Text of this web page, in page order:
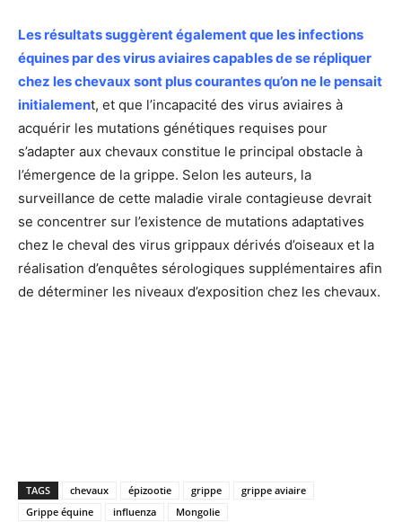
Les résultats suggèrent également que les infections
équines par des virus aviaires capables de se répliquer
chez les chevaux sont plus courantes qu’on ne le pensait
initialement, et que l’incapacité des virus aviaires à
acquérir les mutations génétiques requises pour
s’adapter aux chevaux constitue le principal obstacle à
l’émergence de la grippe. Selon les auteurs, la
surveillance de cette maladie virale contagieuse devrait
se concentrer sur l’existence de mutations adaptatives
chez le cheval des virus grippaux dérivés d’oiseaux et la
réalisation d’enquêtes sérologiques supplémentaires afin
de déterminer les niveaux d’exposition chez les chevaux.
TAGS chevaux épizootie grippe
grippe aviaire
Grippe équine
influenza Mongolie